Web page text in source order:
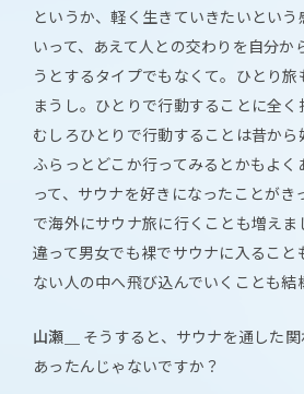
というか、軽く生きていきたいとい
いって、あえて人との交わりを自分か
うとするタイプでもなくて。ひとり旅
まうし。ひとりで行動することに全く
むしろひとりで行動することは昔か
ふらっとどこか行ってみるとかもよく
って、サウナを好きになったことがき
で海外にサウナ旅に行くことも増え
違って男女でも裸でサウナに入ること
ない人の中へ飛び込んでいくことも結
山瀬＿
そうすると、サウナを通した
あったんじゃないですか？